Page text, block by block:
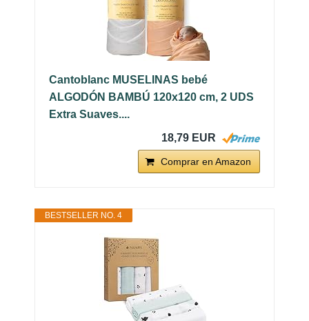
Cantoblanc MUSELINAS bebé
ALGODÓN BAMBÚ 120x120 cm, 2 UDS
Extra Suaves....
18,79 EUR
Comprar en Amazon
BESTSELLER NO. 4